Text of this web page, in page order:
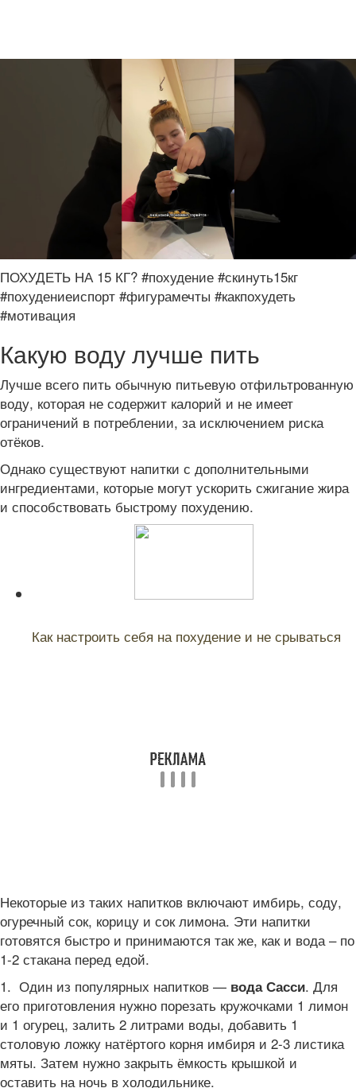
ПОХУДЕТЬ НА 15 КГ? #похудение #скинуть15кг
#похудениеиспорт #фигурамечты #какпохудеть
#мотивация
Какую воду лучше пить
Лучше всего пить обычную питьевую отфильтрованную
воду, которая не содержит калорий и не имеет
ограничений в потреблении, за исключением риска
отёков.
Однако существуют напитки с дополнительными
ингредиентами, которые могут ускорить сжигание жира
и способствовать быстрому похудению.
Как настроить себя на похудение и не срываться
Некоторые из таких напитков включают имбирь, соду,
огуречный сок, корицу и сок лимона. Эти напитки
готовятся быстро и принимаются так же, как и вода – по
1-2 стакана перед едой.
1. Один из популярных напитков — вода Сасси. Для
его приготовления нужно порезать кружочками 1 лимон
и 1 огурец, залить 2 литрами воды, добавить 1
столовую ложку натёртого корня имбиря и 2-3 листика
мяты. Затем нужно закрыть ёмкость крышкой и
оставить на ночь в холодильнике.